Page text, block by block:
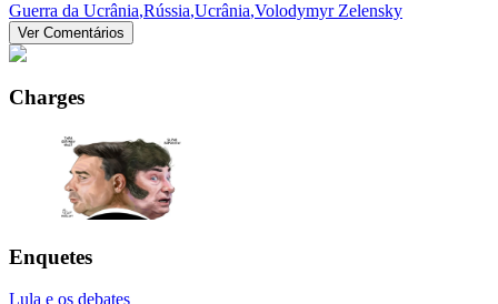
Guerra da Ucrânia,Rússia,Ucrânia,Volodymyr Zelensky
Ver Comentários
Charges
Enquetes
Lula e os debates